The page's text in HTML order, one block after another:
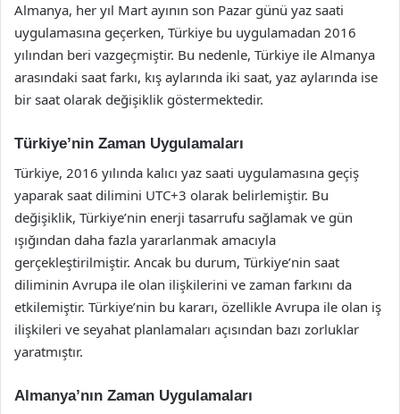
Almanya, her yıl Mart ayının son Pazar günü yaz saati
uygulamasına geçerken, Türkiye bu uygulamadan 2016
yılından beri vazgeçmiştir. Bu nedenle, Türkiye ile Almanya
arasındaki saat farkı, kış aylarında iki saat, yaz aylarında ise
bir saat olarak değişiklik göstermektedir.
Türkiye’nin Zaman Uygulamaları
Türkiye, 2016 yılında kalıcı yaz saati uygulamasına geçiş
yaparak saat dilimini UTC+3 olarak belirlemiştir. Bu
değişiklik, Türkiye’nin enerji tasarrufu sağlamak ve gün
ışığından daha fazla yararlanmak amacıyla
gerçekleştirilmiştir. Ancak bu durum, Türkiye’nin saat
diliminin Avrupa ile olan ilişkilerini ve zaman farkını da
etkilemiştir. Türkiye’nin bu kararı, özellikle Avrupa ile olan iş
ilişkileri ve seyahat planlamaları açısından bazı zorluklar
yaratmıştır.
Almanya’nın Zaman Uygulamaları